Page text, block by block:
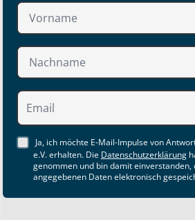
Ja, ich möchte E-Mail-Impulse von
e.V. erhalten. Die Datenschutzerklärung
genommen und bin damit einverstanden,
angegebenen Daten elektronisch